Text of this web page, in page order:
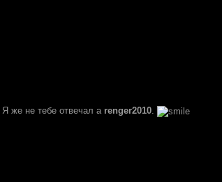
Я же не тебе отвечал а renger2010.